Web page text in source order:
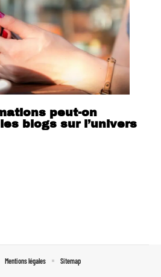
peut-on
blogs sur l’univers
Mentions légales Sitemap